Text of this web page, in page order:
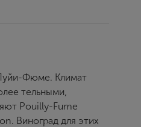
Фюме. Климат
тельными,
Pouilly-Fume
Виноград для этих